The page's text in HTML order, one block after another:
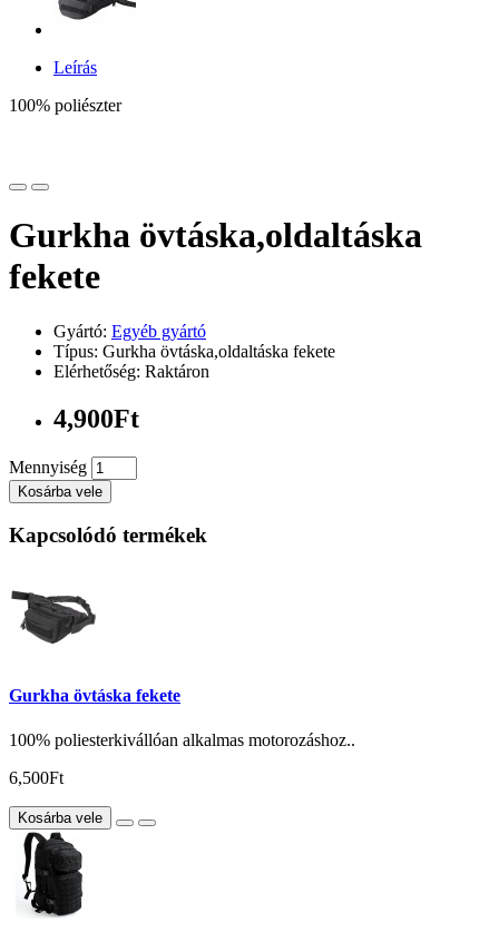
Leírás
100% poliészter
Gurkha övtáska,oldaltáska
fekete
Gyártó: Egyéb gyártó
Típus: Gurkha övtáska,oldaltáska fekete
Elérhetőség: Raktáron
4,900Ft
Mennyiség
Kosárba vele
Kapcsolódó termékek
Gurkha övtáska fekete
100% poliesterkivállóan alkalmas motorozáshoz..
6,500Ft
Kosárba vele